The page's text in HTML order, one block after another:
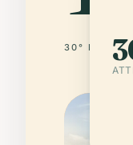
30° N · 31°